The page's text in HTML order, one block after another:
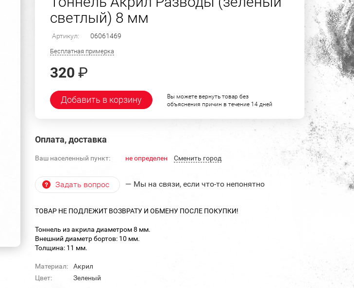
светлый) 8 мм
Артикул: 06061469
Бесплатная примерка
320 ₽
Добавить в корзину
Вы можете вернуть товар без
объяснения причин в течение 14 дней
Оплата, доставка
Ваш населенный пункт: не определен Cменить город
Задать вопрос — Мы на связи, если что-то непонятно
ТОВАР НЕ ПОДЛЕЖИТ ВОЗВРАТУ И ОБМЕНУ ПОСЛЕ ПОКУПКИ!
Тоннель из акрила диаметром 8 мм.
Внешний диаметр бортов: 10 мм.
Толщина: 11 мм.
Материал:
Акрил
Цвет:
Зеленый